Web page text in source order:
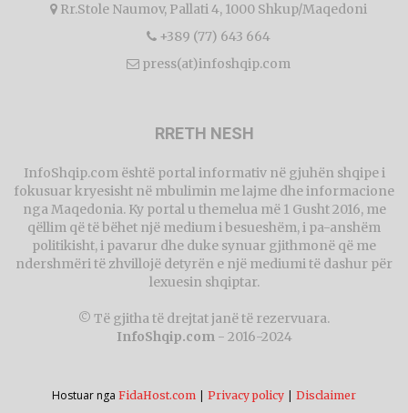
Rr.Stole Naumov, Pallati 4, 1000 Shkup/Maqedoni
+389 (77) 643 664
press(at)infoshqip.com
RRETH NESH
InfoShqip.com është portal informativ në gjuhën shqipe i
fokusuar kryesisht në mbulimin me lajme dhe informacione
nga Maqedonia. Ky portal u themelua më 1 Gusht 2016, me
qëllim që të bëhet një medium i besueshëm, i pa-anshëm
politikisht, i pavarur dhe duke synuar gjithmonë që me
ndershmëri të zhvillojë detyrën e një mediumi të dashur për
lexuesin shqiptar.
© Të gjitha të drejtat janë të rezervuara.
InfoShqip.com- 2016-2024
Hostuar nga FidaHost.com | Privacy policy | Disclaimer